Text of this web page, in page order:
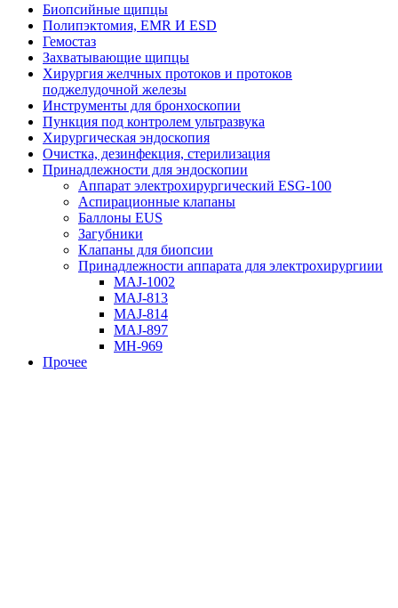
Биопсийные щипцы
Полипэктомия, EMR И ESD
Гемостаз
Захватывающие щипцы
Хирургия желчных протоков и протоков
поджелудочной железы
Инструменты для бронхоскопии
Пункция под контролем ультразвука
Хирургическая эндоскопия
Очистка, дезинфекция, стерилизация
Принадлежности для эндоскопии
Аппарат электрохирургический ESG-100
Аспирационные клапаны
Баллоны EUS
Загубники
Клапаны для биопсии
Принадлежности аппарата для электрохирургиии
MAJ-1002
MAJ-813
MAJ-814
MAJ-897
MH-969
Прочее